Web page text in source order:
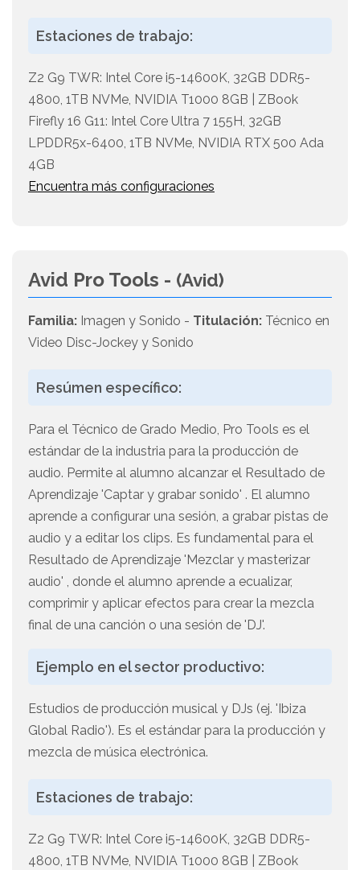
Estaciones de trabajo:
Z2 G9 TWR: Intel Core i5-14600K, 32GB DDR5-
4800, 1TB NVMe, NVIDIA T1000 8GB | ZBook
Firefly 16 G11: Intel Core Ultra 7 155H, 32GB
LPDDR5x-6400, 1TB NVMe, NVIDIA RTX 500 Ada
4GB
Encuentra más configuraciones
Avid Pro Tools - (Avid)
Familia: Imagen y Sonido - Titulación: Técnico en
Video Disc-Jockey y Sonido
Resúmen específico:
Para el Técnico de Grado Medio, Pro Tools es el
estándar de la industria para la producción de
audio. Permite al alumno alcanzar el Resultado de
Aprendizaje 'Captar y grabar sonido' . El alumno
aprende a configurar una sesión, a grabar pistas de
audio y a editar los clips. Es fundamental para el
Resultado de Aprendizaje 'Mezclar y masterizar
audio' , donde el alumno aprende a ecualizar,
comprimir y aplicar efectos para crear la mezcla
final de una canción o una sesión de 'DJ'.
Ejemplo en el sector productivo:
Estudios de producción musical y DJs (ej. 'Ibiza
Global Radio'). Es el estándar para la producción y
mezcla de música electrónica.
Estaciones de trabajo:
Z2 G9 TWR: Intel Core i5-14600K, 32GB DDR5-
4800, 1TB NVMe, NVIDIA T1000 8GB | ZBook